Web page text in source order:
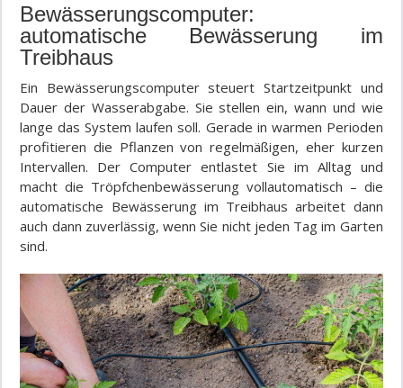
Bewässerungscomputer:
automatische Bewässerung im
Treibhaus
Ein Bewässerungscomputer steuert Startzeitpunkt und
Dauer der Wasserabgabe. Sie stellen ein, wann und wie
lange das System laufen soll. Gerade in warmen Perioden
profitieren die Pflanzen von regelmäßigen, eher kurzen
Intervallen. Der Computer entlastet Sie im Alltag und
macht die Tröpfchenbewässerung vollautomatisch – die
automatische Bewässerung im Treibhaus arbeitet dann
auch dann zuverlässig, wenn Sie nicht jeden Tag im Garten
sind.